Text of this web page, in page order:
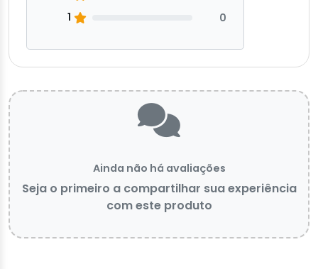
1
0
Ainda não há avaliações
Seja o primeiro a compartilhar sua experiência
com este produto